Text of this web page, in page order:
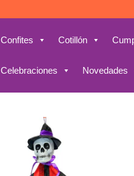
Confites Cotillón
Celebraciones Novedades